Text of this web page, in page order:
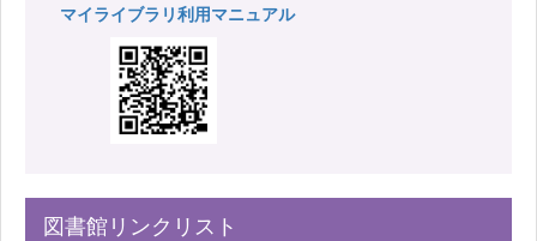
マイライブラリ利用マニュアル
図書館リンクリスト